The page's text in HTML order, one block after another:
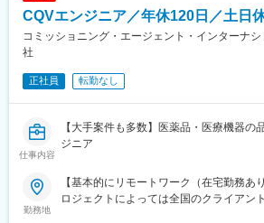
CQVエンジニア／年休120日／土日
コミッショニング・エージェント・インターナ
社
正社員 転勤なし
仕事内容
【大手案件も多数】医薬品・医療機器の
ジニア
勤務地
【基本的にリモートワーク（在宅勤務あ
ロジェクトによっては全国のクライアン